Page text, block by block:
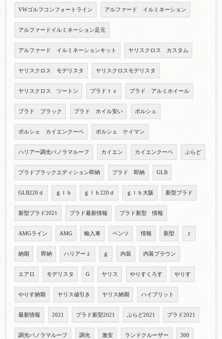
VWゴルフコンフォートライン アルファード イルミネーション
アルファードイルミネーション足元
アルファード イルミネーションキット ヤリスクロス カスタム
ヤリスクロス モデリスタ ヤリスクロスモデリスタ
ヤリスクロス ツートン プラドｔｘ プラド アルミホイール
プラド ブラック プラド ホイル安い ポルシェ
ポルシェ カイエンクーペ ポルシェ ケイマン
ハリアー調光パノラマルーフ カイエン カイエンクーペ ぷらど
プラドブラックエディション即納 プラド 即納 GLB
GLB220ｄ ｇｌｂ ｇｌｂ220ｄ ｇｌｂ大阪 新型プラド
新型プラド2021 プラド最新情報 プラド新型 情報
AMGライン AMG 輸入車 ベンツ 情報 新型 ｚ
納期 即納 ハリアーｚ ｇ 内装 内装ブラウン
エアロ モデリスタ G ヤリス やりすくろす やりす
やりす納期 ヤリス値引き ヤリス納期 ハイブリット
最新情報 2021 プラド新型2021 ぷらど2021 プラド2021
調光パノラマルーフ 調光 激安 ランドクルーザー 300